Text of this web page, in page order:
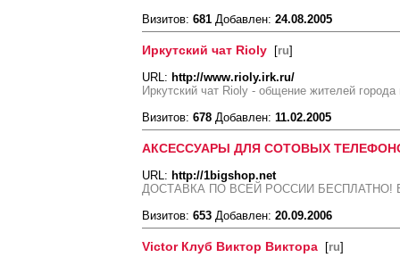
Визитов: 681 Добавлен: 24.08.2005
Иркутский чат Rioly [ru]
URL: http://www.rioly.irk.ru/
Иркутский чат Rioly - общение жителей города
Визитов: 678 Добавлен: 11.02.2005
АКСЕССУАРЫ ДЛЯ СОТОВЫХ
URL: http://1bigshop.net
ДОСТАВКА ПО ВСЕЙ РОССИИ БЕСПЛАТНО!
Визитов: 653 Добавлен: 20.09.2006
Victor Клуб Виктор Виктора [ru]